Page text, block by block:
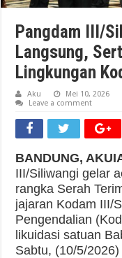
Pangdam III/
Langsung,
Lingkungan
Aku Mei 10, 2026
Leave a comment
BANDUNG,
III/Siliwangi gelar
rangka Serah
jajaran Kodam III/
Pengendalian
likuidasi satuan
Sabtu, (10/5/